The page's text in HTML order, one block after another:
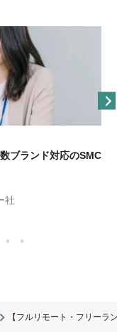
ブランド対応のSMC
社
【フルリモート・フリー